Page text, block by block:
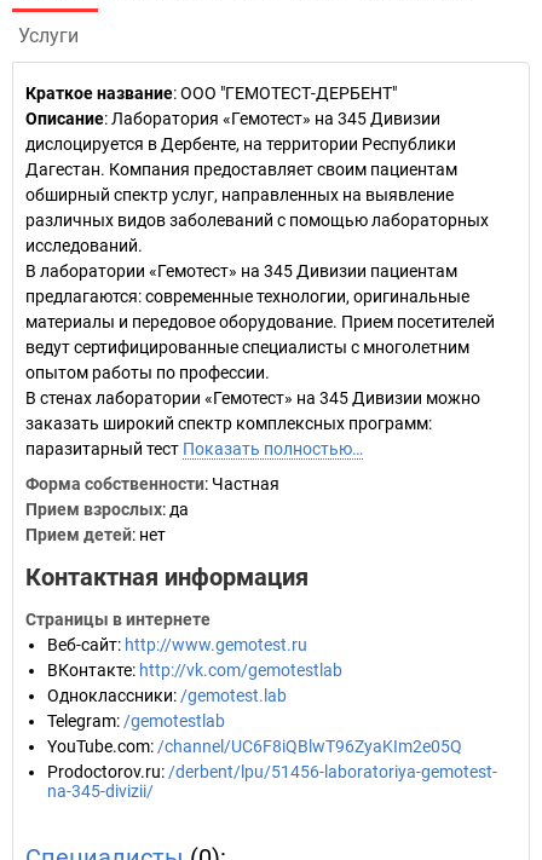
Услуги
Краткое название:ООО "ГЕМОТЕСТ-ДЕРБЕНТ"
Описание: Лаборатория «Гемотест» на 345 Дивизии
дислоцируется в Дербенте, на территории Республики
Дагестан. Компания предоставляет своим пациентам
обширный спектр услуг, направленных на выявление
различных видов заболеваний с помощью лабораторных
исследований.
В лаборатории «Гемотест» на 345 Дивизии пациентам
предлагаются: современные технологии, оригинальные
материалы и передовое оборудование. Прием посетителей
ведут сертифицированные специалисты с многолетним
опытом работы по профессии.
В стенах лаборатории «Гемотест» на 345 Дивизии можно
заказать широкий спектр комплексных программ:
паразитарный тест Показать полностью…
Форма собственности: Частная
Прием взрослых: да
Прием детей: нет
Контактная информация
Страницы в интернете
Веб-сайт: http://www.gemotest.ru
ВКонтакте: http://vk.com/gemotestlab
Одноклассники: /gemotest.lab
Telegram: /gemotestlab
YouTube.com: /channel/UC6F8iQBlwT96ZyaKIm2e05Q
Prodoctorov.ru: /derbent/lpu/51456-laboratoriya-gemotest-
na-345-divizii/